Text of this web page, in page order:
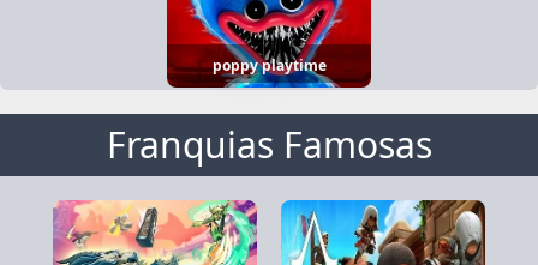
poppy playtime
Franquias Famosas